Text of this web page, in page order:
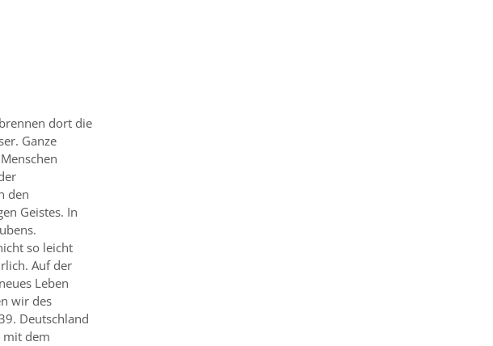
dort die
Ganze
den
Geistes. In
so leicht
Auf der
Leben
wir des
Deutschland
mit dem